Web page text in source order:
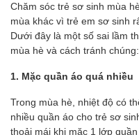
Chăm sóc trẻ sơ sinh mùa
mùa khác vì trẻ em sơ sinh
Dưới đây là một số sai lầm
mùa hè và cách tránh chúng:
1. Mặc quần áo quá nhiều
Trong mùa hè, nhiệt độ có
nhiều quần áo cho trẻ sơ
thoải mái khi mặc 1 lớp